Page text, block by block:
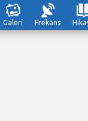
Galeri Frekans